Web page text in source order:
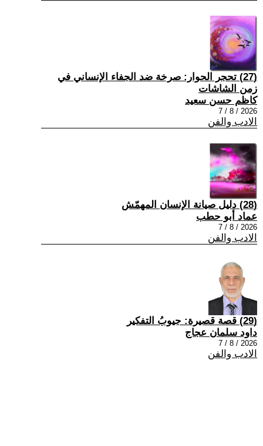
(27) تحجر الحوار: صرخة ضد الجفاء الإنساني في
زمن الشاشات
كاظم حسن سعيد
2026 / 8 / 7
الادب والفن
(28) دليل صيانة الإنسان المهمّش
عماد أبو حطب
2026 / 8 / 7
الادب والفن
(29) قصة قصيرة: جيوبُ التفكير
داود سلمان عجاج
2026 / 8 / 7
الادب والفن